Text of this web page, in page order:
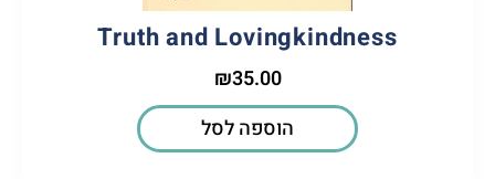
Truth and Lovingkindness
₪35.00
הוספה לסל